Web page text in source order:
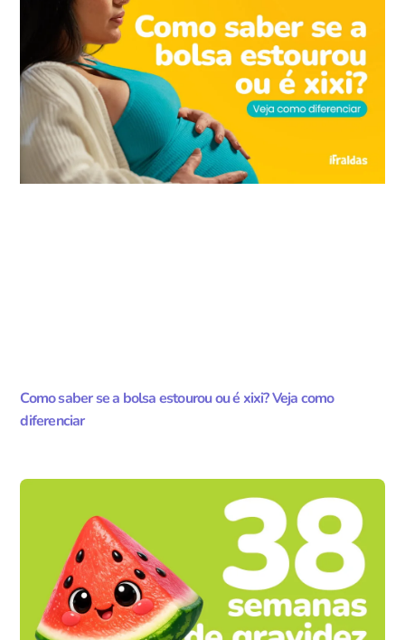
Como saber se a bolsa estourou ou é xixi? Veja como
diferenciar